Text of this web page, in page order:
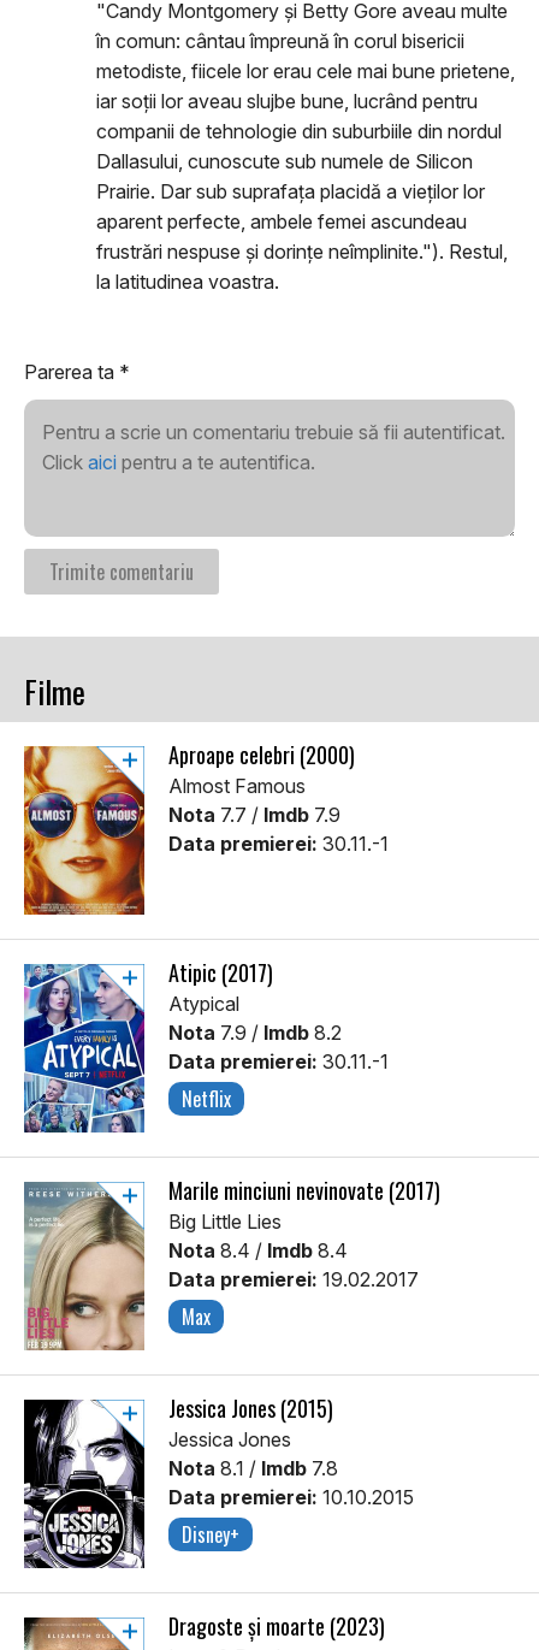
"Candy Montgomery și Betty Gore aveau multe
în comun: cântau împreună în corul bisericii
metodiste, fiicele lor erau cele mai bune prietene,
iar soții lor aveau slujbe bune, lucrând pentru
companii de tehnologie din suburbiile din nordul
Dallasului, cunoscute sub numele de Silicon
Prairie. Dar sub suprafața placidă a vieților lor
aparent perfecte, ambele femei ascundeau
frustrări nespuse și dorințe neîmplinite."). Restul,
la latitudinea voastra.
Parerea ta *
Pentru a scrie un comentariu trebuie să fii autentificat.
Click aici pentru a te autentifica.
Filme
Aproape celebri (2000)
Almost Famous
Nota 7.7 / Imdb 7.9
Data premierei: 30.11.-1
Atipic (2017)
Atypical
Nota 7.9 / Imdb 8.2
Data premierei: 30.11.-1
Netflix
Marile minciuni nevinovate (2017)
Big Little Lies
Nota 8.4 / Imdb 8.4
Data premierei: 19.02.2017
Max
Jessica Jones (2015)
Jessica Jones
Nota 8.1 / Imdb 7.8
Data premierei: 10.10.2015
Disney+
Dragoste și moarte (2023)